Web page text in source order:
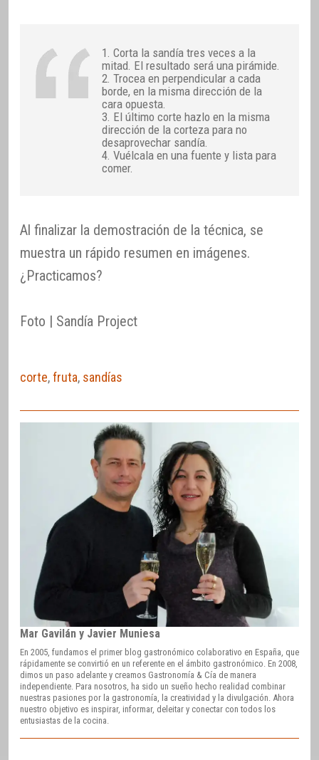
1. Corta la sandía tres veces a la
mitad. El resultado será una pirámide.
2. Trocea en perpendicular a cada
borde, en la misma dirección de la
cara opuesta.
3. El último corte hazlo en la misma
dirección de la corteza para no
desaprovechar sandía.
4. Vuélcala en una fuente y lista para
comer.
Al finalizar la demostración de la técnica, se
muestra un rápido resumen en imágenes.
¿Practicamos?
Foto | Sandía Project
corte,fruta, sandías
Mar Gavilán y Javier Muniesa
En 2005, fundamos el primer blog gastronómico colaborativo en España, que
rápidamente se convirtió en un referente en el ámbito gastronómico. En 2008,
dimos un paso adelante y creamos Gastronomía & Cía de manera
independiente. Para nosotros, ha sido un sueño hecho realidad combinar
nuestras pasiones por la gastronomía, la creatividad y la divulgación. Ahora
nuestro objetivo es inspirar, informar, deleitar y conectar con todos los
entusiastas de la cocina.